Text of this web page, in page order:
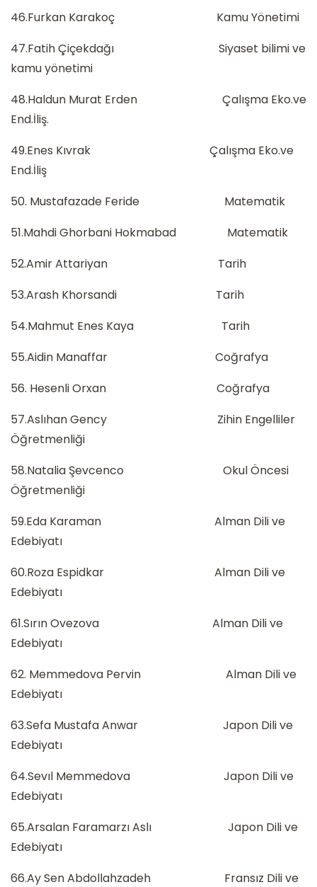
46.Furkan Karakoç Kamu Yönetimi
47.Fatih Çiçekdağı Siyaset bilimi ve
kamu yönetimi
48.Haldun Murat Erden Çalışma Eko.ve
End.İliş.
49.Enes Kıvrak Çalışma Eko.ve
End.İliş
50. Mustafazade Feride Matematik
51.Mahdi Ghorbani Hokmabad Matematik
52.Amir Attariyan Tarih
53.Arash Khorsandi Tarih
54.Mahmut Enes Kaya Tarih
55.Aidin Manaffar Coğrafya
56. Hesenli Orxan Coğrafya
57.Aslıhan Gency Zihin Engelliler
Öğretmenliği
58.Natalia Şevcenco Okul Öncesi
Öğretmenliği
59.Eda Karaman Alman Dili ve
Edebiyatı
60.Roza Espidkar Alman Dili ve
Edebiyatı
61.Sırın Ovezova Alman Dili ve
Edebiyatı
62. Memmedova Pervin Alman Dili ve
Edebiyatı
63.Sefa Mustafa Anwar Japon Dili ve
Edebiyatı
64.Sevıl Memmedova Japon Dili ve
Edebiyatı
65.Arsalan Faramarzı Aslı Japon Dili ve
Edebiyatı
66.Ay Sen Abdollahzadeh Fransız Dili ve